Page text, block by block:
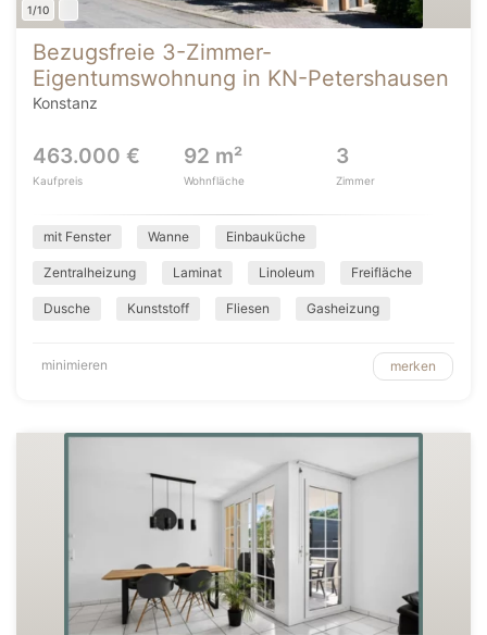
1/10
Bezugsfreie 3-Zimmer-
Eigentumswohnung in KN-Petershausen
Konstanz
463.000 €
Kaufpreis
92 m²
Wohnfläche
3
Zimmer
mit Fenster Wanne Einbauküche
Zentralheizung Laminat Linoleum Freifläche
Dusche Kunststoff Fliesen Gasheizung
minimieren merken